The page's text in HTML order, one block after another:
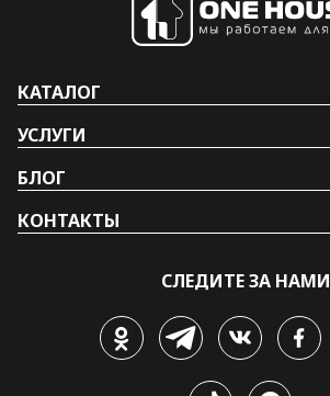
КАТАЛОГ
УСЛУГИ
БЛОГ
КОНТАКТЫ
СЛЕДИТЕ ЗА НАМИ